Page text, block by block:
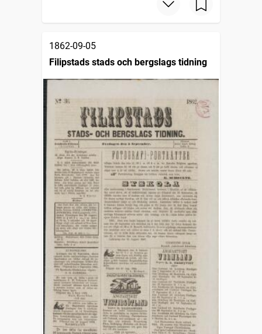
1862-09-05
Filipstads stads och bergslags tidning